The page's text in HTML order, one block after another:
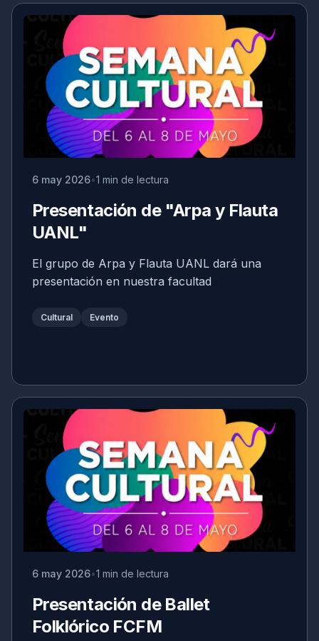
6 may 2026 1 min de lectura
Presentación de "Arpa y Flauta
UANL"
El grupo de Arpa y Flauta UANL dará una
presentación en nuestra facultad
Cultural Evento
6 may 2026 1 min de lectura
Presentación de Ballet
Folklórico FCFM